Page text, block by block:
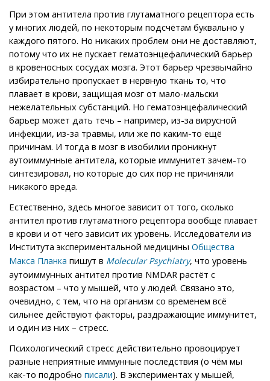
При этом антитела против глутаматного рецептора есть
у многих людей, по некоторым подсчётам буквально у
каждого пятого. Но никаких проблем они не доставляют,
потому что их не пускает гематоэнцефалический барьер
в кровеносных сосудах мозга. Этот барьер чрезвычайно
избирательно пропускает в нервную ткань то, что
плавает в крови, защищая мозг от мало-мальски
нежелательных субстанций. Но гематоэнцефалический
барьер может дать течь – например, из-за вирусной
инфекции, из-за травмы, или же по каким-то ещё
причинам. И тогда в мозг в изобилии проникнут
аутоиммунные антитела, которые иммунитет зачем-то
синтезировал, но которые до сих пор не причиняли
никакого вреда.
Естественно, здесь многое зависит от того, сколько
антител против глутаматного рецептора вообще плавает
в крови и от чего зависит их уровень. Исследователи из
Института экспериментальной медицины Общества
Макса Планка пишут в Molecular Psychiatry, что уровень
аутоиммунных антител против NMDAR растёт с
возрастом – что у мышей, что у людей. Связано это,
очевидно, с тем, что на организм со временем всё
сильнее действуют факторы, раздражающие иммунитет,
и один из них – стресс.
Психологический стресс действительно провоцирует
разные неприятные иммунные последствия (о чём мы
как-то подробно писали). В экспериментах у мышей,